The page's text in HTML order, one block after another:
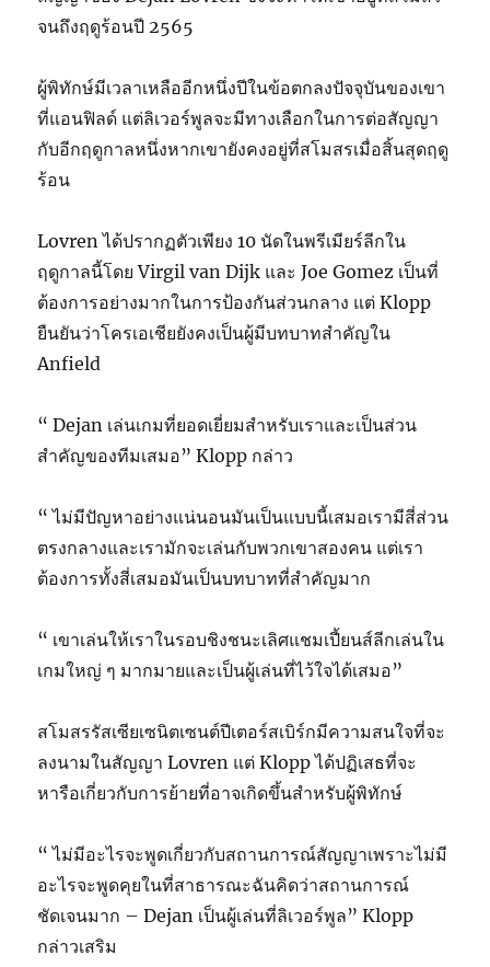
จนถึงฤดูร้อนปี 2565
ผู้พิทักษ์มีเวลาเหลืออีกหนึ่งปีในข้อตกลงปัจจุบันของเขา
ที่แอนฟิลด์ แต่ลิเวอร์พูลจะมีทางเลือกในการต่อสัญญา
กับอีกฤดูกาลหนึ่งหากเขายังคงอยู่ที่สโมสรเมื่อสิ้นสุดฤดู
ร้อน
Lovren ได้ปรากฏตัวเพียง 10 นัดในพรีเมียร์ลีกใน
ฤดูกาลนี้โดย Virgil van Dijk และ Joe Gomez เป็นที่
ต้องการอย่างมากในการป้องกันส่วนกลาง แต่ Klopp
ยืนยันว่าโครเอเชียยังคงเป็นผู้มีบทบาทสำคัญใน
Anfield
“ Dejan เล่นเกมที่ยอดเยี่ยมสำหรับเราและเป็นส่วน
สำคัญของทีมเสมอ” Klopp กล่าว
“ ไม่มีปัญหาอย่างแน่นอนมันเป็นแบบนี้เสมอเรามีสี่ส่วน
ตรงกลางและเรามักจะเล่นกับพวกเขาสองคน แต่เรา
ต้องการทั้งสี่เสมอมันเป็นบทบาทที่สำคัญมาก
“ เขาเล่นให้เราในรอบชิงชนะเลิศแชมเปี้ยนส์ลีกเล่นใน
เกมใหญ่ ๆ มากมายและเป็นผู้เล่นที่ไว้ใจได้เสมอ”
สโมสรรัสเซียเซนิตเซนต์ปีเตอร์สเบิร์กมีความสนใจที่จะ
ลงนามในสัญญา Lovren แต่ Klopp ได้ปฏิเสธที่จะ
หารือเกี่ยวกับการย้ายที่อาจเกิดขึ้นสำหรับผู้พิทักษ์
“ ไม่มีอะไรจะพูดเกี่ยวกับสถานการณ์สัญญาเพราะไม่มี
อะไรจะพูดคุยในที่สาธารณะฉันคิดว่าสถานการณ์
ชัดเจนมาก – Dejan เป็นผู้เล่นที่ลิเวอร์พูล” Klopp
กล่าวเสริม